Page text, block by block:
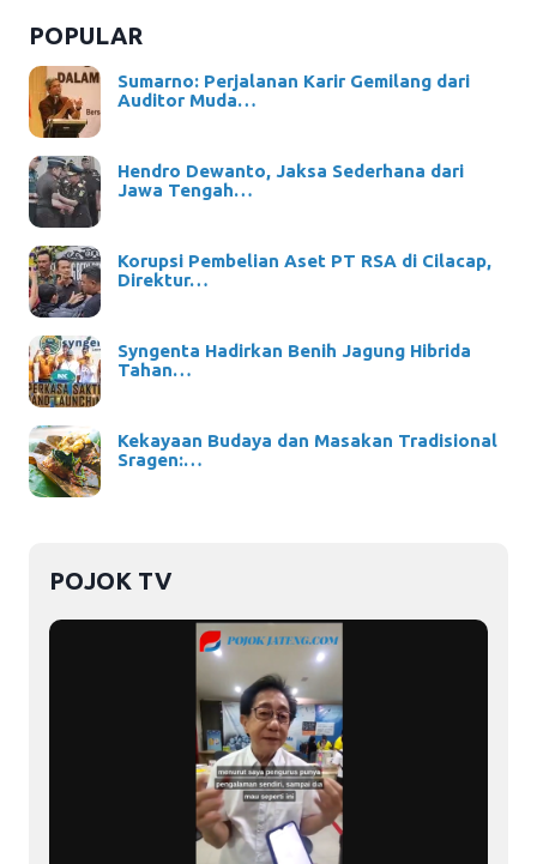
POPULAR
Sumarno: Perjalanan Karir Gemilang dari
Auditor Muda…
Hendro Dewanto, Jaksa Sederhana dari
Jawa Tengah…
Korupsi Pembelian Aset PT RSA di Cilacap,
Direktur…
Syngenta Hadirkan Benih Jagung Hibrida
Tahan…
Kekayaan Budaya dan Masakan Tradisional
Sragen:…
POJOK TV